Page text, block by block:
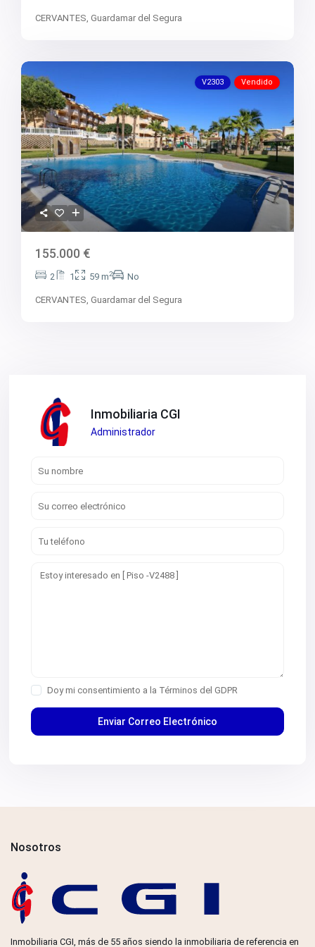
CERVANTES,Guardamar del Segura
V2303 Vendido
155.000 €
2 1 59 m2 No
CERVANTES,Guardamar del Segura
Inmobiliaria CGI
Administrador
Doy mi consentimiento a la Términos del GDPR
Nosotros
Inmobiliaria CGI, más de 55 años siendo la inmobiliaria de referencia en